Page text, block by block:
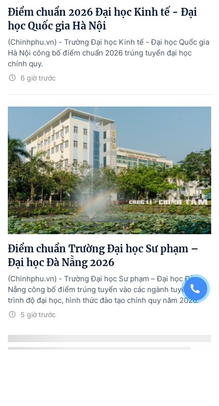
Điểm chuẩn 2026 Đại học Kinh tế - Đại
học Quốc gia Hà Nội
6 giờ trước
(Chinhphu.vn) - Trường Đại học Kinh tế - Đại học Quốc gia
Hà Nội công bố điểm chuẩn 2026 trúng tuyển đại học
chính quy.
Điểm chuẩn Trường Đại học Sư phạm –
Đại học Đà Nẵng 2026
5 giờ trước
(Chinhphu.vn) - Trường Đại học Sư phạm – Đại học Đà
Nẵng công bố điểm trúng tuyển vào các ngành tuyển sinh
trình độ đại học, hình thức đào tạo chính quy năm 2026.